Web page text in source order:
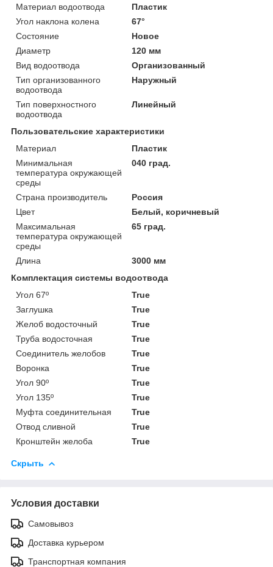
Материал водоотвода
Пластик
Угол наклона колена
67°
Состояние
Новое
Диаметр
120 мм
Вид водоотвода
Организованный
Тип организованного
водоотвода
Наружный
Тип поверхностного
водоотвода
Линейный
Пользовательские характеристики
Материал
Пластик
Минимальная
температура окружающей
среды
040 град.
Страна производитель
Россия
Цвет
Белый, коричневый
Максимальная
температура окружающей
среды
65 град.
Длина
3000 мм
Комплектация системы водоотвода
Угол 67º
True
Заглушка
True
Желоб водосточный
True
Труба водосточная
True
Соединитель желобов
True
Воронка
True
Угол 90º
True
Угол 135º
True
Муфта соединительная
True
Отвод сливной
True
Кронштейн желоба
True
Скрыть
Условия доставки
Самовывоз
Доставка курьером
Транспортная компания